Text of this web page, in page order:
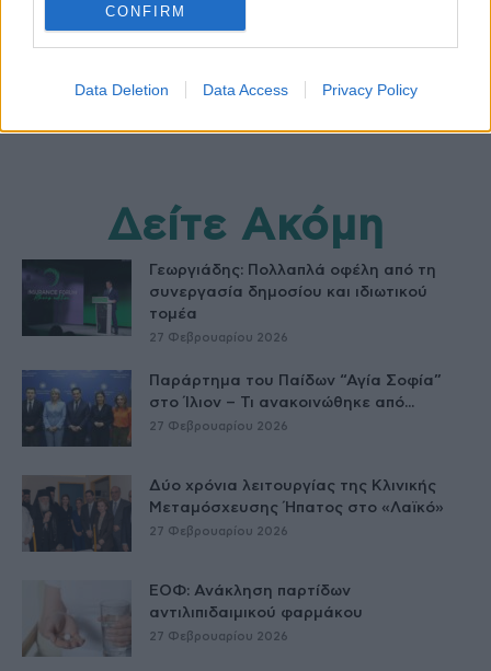
CONFIRM
Data Deletion Data Access Privacy Policy
Δείτε Ακόμη
Γεωργιάδης: Πολλαπλά οφέλη από τη
συνεργασία δημοσίου και ιδιωτικού
τομέα
27 Φεβρουαρίου 2026
Παράρτημα του Παίδων “Αγία Σοφία”
στο Ίλιον – Τι ανακοινώθηκε από...
27 Φεβρουαρίου 2026
Δύο χρόνια λειτουργίας της Κλινικής
Μεταμόσχευσης Ήπατος στο «Λαϊκό»
27 Φεβρουαρίου 2026
ΕΟΦ: Ανάκληση παρτίδων
αντιλιπιδαιμικού φαρμάκου
27 Φεβρουαρίου 2026